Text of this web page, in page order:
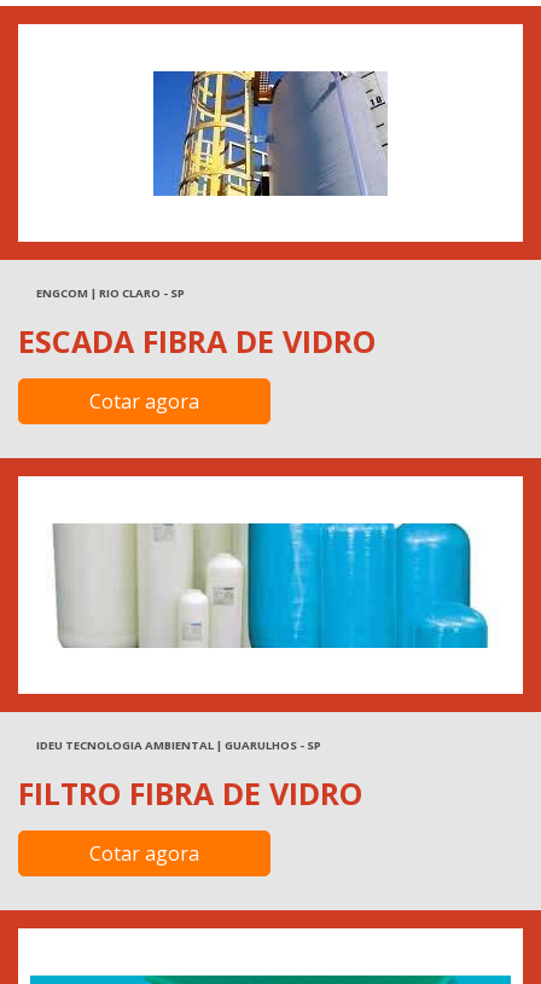
ENGCOM | RIO CLARO - SP
ESCADA FIBRA DE VIDRO
Cotar agora
IDEU TECNOLOGIA AMBIENTAL | GUARULHOS - SP
FILTRO FIBRA DE VIDRO
Cotar agora